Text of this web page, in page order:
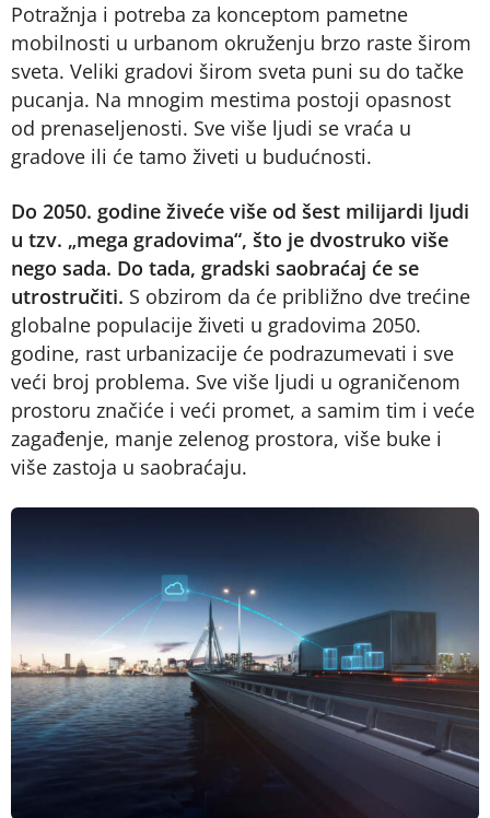
Potražnja i potreba za konceptom pametne
mobilnosti u urbanom okruženju brzo raste širom
sveta. Veliki gradovi širom sveta puni su do tačke
pucanja. Na mnogim mestima postoji opasnost
od prenaseljenosti. Sve više ljudi se vraća u
gradove ili će tamo živeti u budućnosti.
Do 2050. godine živeće više od šest milijardi ljudi
u tzv. „mega gradovima“, što je dvostruko više
nego sada. Do tada, gradski saobraćaj će se
utrostručiti. S obzirom da će približno dve trećine
globalne populacije živeti u gradovima 2050.
godine, rast urbanizacije će podrazumevati i sve
veći broj problema. Sve više ljudi u ograničenom
prostoru značiće i veći promet, a samim tim i veće
zagađenje, manje zelenog prostora, više buke i
više zastoja u saobraćaju.